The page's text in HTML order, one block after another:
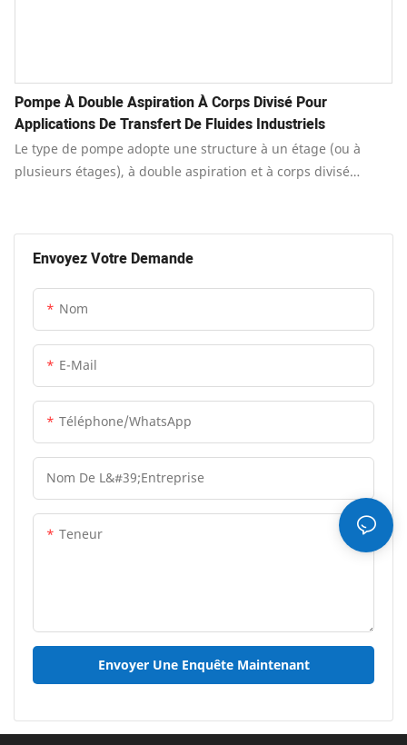
Envoyez Votre Demande
Nom
E-Mail
Téléphone/WhatsApp
Nom De L&#39;entreprise
Teneur
Envoyer Une Enquête Maintenant
Pompe À Double Aspiration À Corps Divisé Pour
Applications De Transfert De Fluides Industriels
Le type de pompe adopte une structure à un étage (ou à
plusieurs étages), à double aspiration et à corps divisé